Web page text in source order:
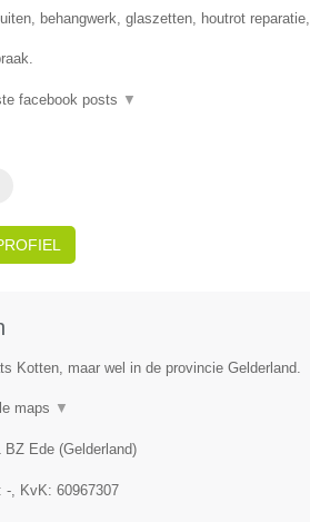
behangwerk, glaszetten, houtrot reparatie,
facebook posts ▼
Kotten, maar wel in de provincie Gelderland.
maps ▼
BZ Ede(Gelderland)
-, KvK: 60967307